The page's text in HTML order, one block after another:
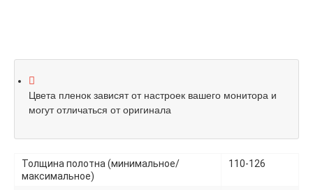
Цвета пленок зависят от настроек вашего монитора и
могут отличаться от оригинала
Толщина полотна (минимальное/
максимальное)
110-126